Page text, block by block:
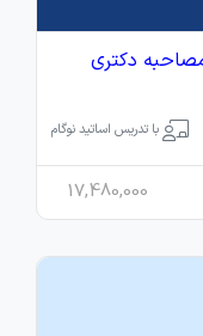
دکتری
با تدریس اساتید نوگام
17,480,000